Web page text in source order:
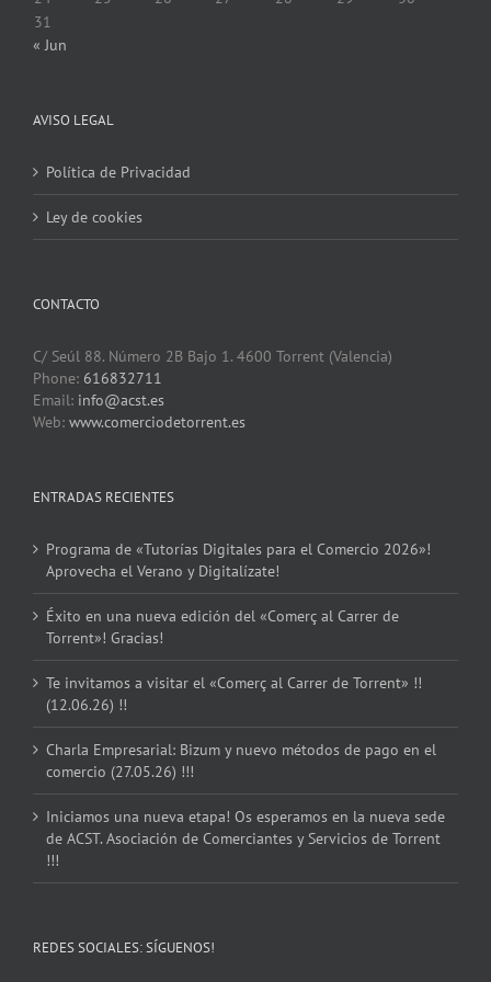
31
« Jun
AVISO LEGAL
Política de Privacidad
Ley de cookies
CONTACTO
C/ Seúl 88. Número 2B Bajo 1. 4600 Torrent (Valencia)
Phone: 616832711
Email: info@acst.es
Web: www.comerciodetorrent.es
ENTRADAS RECIENTES
Programa de «Tutorías Digitales para el Comercio 2026»!
Aprovecha el Verano y Digitalízate!
Éxito en una nueva edición del «Comerç al Carrer de
Torrent»! Gracias!
Te invitamos a visitar el «Comerç al Carrer de Torrent» !!
(12.06.26) !!
Charla Empresarial: Bizum y nuevo métodos de pago en el
comercio (27.05.26) !!!
Iniciamos una nueva etapa! Os esperamos en la nueva sede
de ACST. Asociación de Comerciantes y Servicios de Torrent
!!!
REDES SOCIALES: SÍGUENOS!